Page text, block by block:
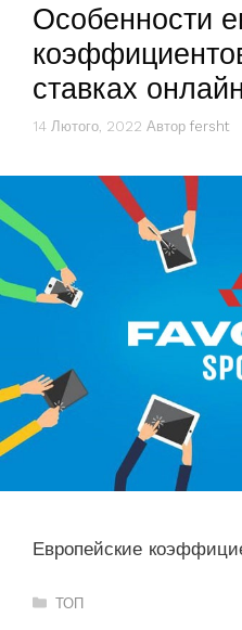
Особенности
ставках онлайн
14 Лютого, 2022 Автор fersht
Европейские
Категорії
ТОП